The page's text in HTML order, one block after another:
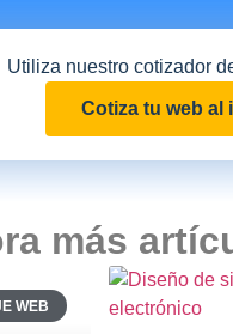
Utiliza nuestro cotizador
Cotiza tu web al
más
WEB